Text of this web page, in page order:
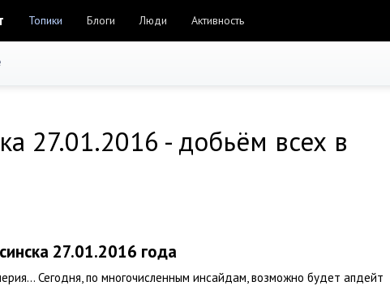
Топики Блоги Люди Активность
27.01.2016 - добьём всех в
27.01.2016 года
Сегодня, по многочисленным инсайдам, возможно будет апдейт